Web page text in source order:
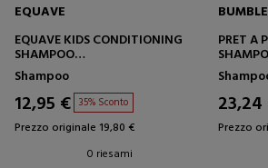
EQUAVE
EQUAVE KIDS CONDITIONING
SHAMPOO
SHAMPOO CONDIZIONANTE
PER BAMBINI
Shampoo
12,95 € 35% Sconto
Prezzo originale 19,80 €
0 riesami
PRET A
Prezzo